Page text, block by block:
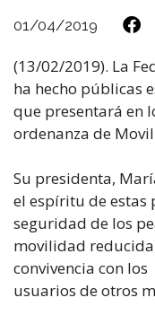
01/04/2019
(13/02/2019). La
ha hecho públicas
que presentará en
ordenanza de
Su presidenta,
el espíritu de estas
seguridad de los
movilidad
convivencia con los
usuarios de otros